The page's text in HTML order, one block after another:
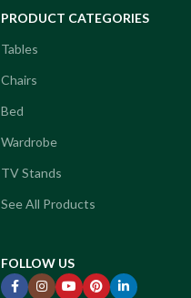
PRODUCT CATEGORIES
Tables
Chairs
Bed
Wardrobe
TV Stands
See All Products
FOLLOW US